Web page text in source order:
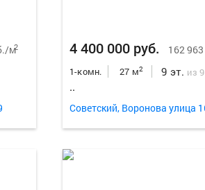
м2 4 400 000 руб. 162
1-комн. 27 м2 9 эт. из 9
..
Советский, Воронова улица